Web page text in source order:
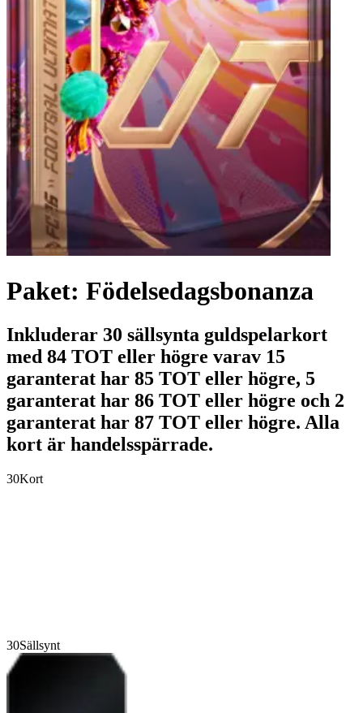
Paket: Födelsedagsbonanza
Inkluderar 30 sällsynta guldspelarkort
med 84 TOT eller högre varav 15
garanterat har 85 TOT eller högre, 5
garanterat har 86 TOT eller högre och 2
garanterat har 87 TOT eller högre. Alla
kort är handelsspärrade.
30Kort
30Sällsynt